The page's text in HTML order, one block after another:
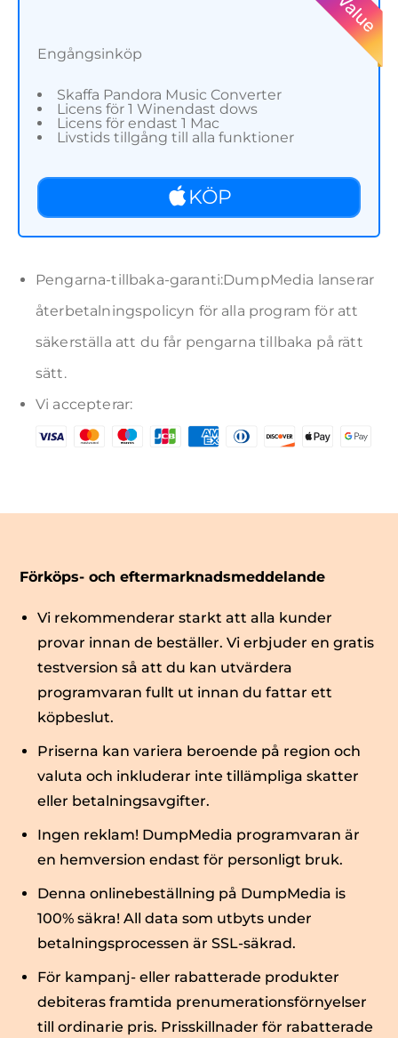
Engångsinköp
Skaffa Pandora Music Converter
Licens för 1 Winendast dows
Licens för endast 1 Mac
Livstids tillgång till alla funktioner
KÖP
Pengarna-tillbaka-garanti:DumpMedia lanserar
återbetalningspolicyn för alla program för att
säkerställa att du får pengarna tillbaka på rätt
sätt.
Vi accepterar:
Förköps- och eftermarknadsmeddelande
Vi rekommenderar starkt att alla kunder
provar innan de beställer. Vi erbjuder en gratis
testversion så att du kan utvärdera
programvaran fullt ut innan du fattar ett
köpbeslut.
Priserna kan variera beroende på region och
valuta och inkluderar inte tillämpliga skatter
eller betalningsavgifter.
Ingen reklam! DumpMedia programvaran är
en hemversion endast för personligt bruk.
Denna onlinebeställning på DumpMedia is
100% säkra! All data som utbyts under
betalningsprocessen är SSL-säkrad.
För kampanj- eller rabatterade produkter
debiteras framtida prenumerationsförnyelser
till ordinarie pris. Prisskillnader för rabatterade